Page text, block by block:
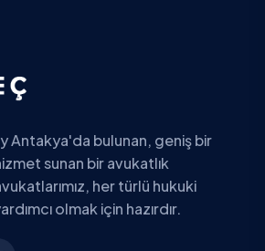
Antakya'da bulunan, geniş bir
sunan bir avukatlık
her türlü hukuki
olmak için hazırdır.